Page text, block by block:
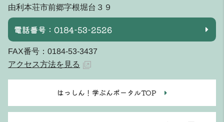
由利本荘市前郷字根堀台３９
電話番号：0184-53-2526
FAX番号：0184-53-3437
アクセス方法を見る
はっしん！学ぶんポータルTOP